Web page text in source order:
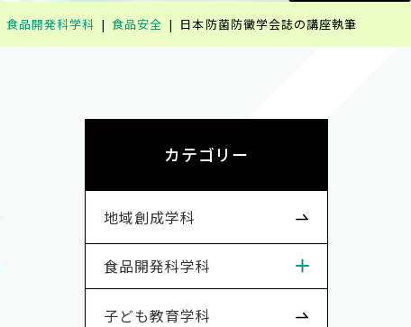
食品開発科学科 食品安全 日本防菌防黴学会誌の講座執筆
カテゴリー
地域創成学科
食品開発科学科
子ども教育学科